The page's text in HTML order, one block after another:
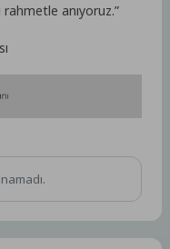
anıyoruz.”